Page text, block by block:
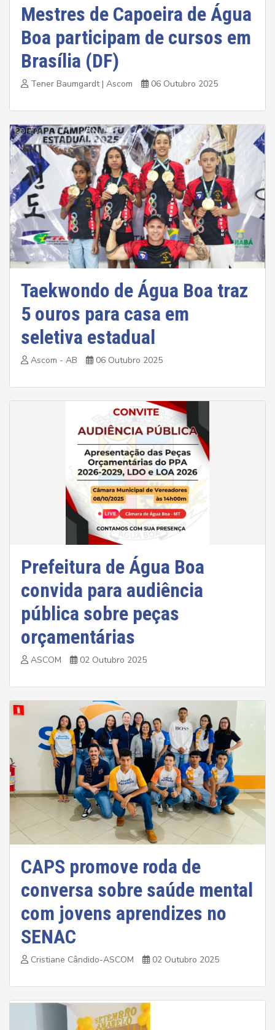
Mestres de Capoeira de Água
Boa participam de cursos em
Brasília (DF)
Tener Baumgardt | Ascom 06 Outubro 2025
Taekwondo de Água Boa traz
5 ouros para casa em
seletiva estadual
Ascom - AB 06 Outubro 2025
Prefeitura de Água Boa
convida para audiência
pública sobre peças
orçamentárias
ASCOM 02 Outubro 2025
CAPS promove roda de
conversa sobre saúde mental
com jovens aprendizes no
SENAC
Cristiane Cândido-ASCOM 02 Outubro 2025